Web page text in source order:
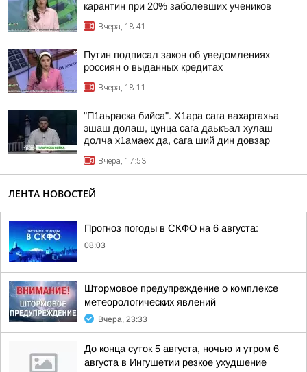
карантин при 20% заболевших учеников
Вчера, 18:41
Путин подписал закон об уведомлениях
россиян о выданных кредитах
Вчера, 18:11
"П1аьраска бийса". Х1ара сага вахаргахьа
эшаш долаш, цунца сага даькъал хулаш
долча х1амаех да, сага ший дин довзар
Вчера, 17:53
ЛЕНТА НОВОСТЕЙ
Прогноз погоды в СКФО на 6 августа:
08:03
Штормовое предупреждение о комплексе
метеорологических явлений
Вчера, 23:33
До конца суток 5 августа, ночью и утром 6
августа в Ингушетии резкое ухудшение